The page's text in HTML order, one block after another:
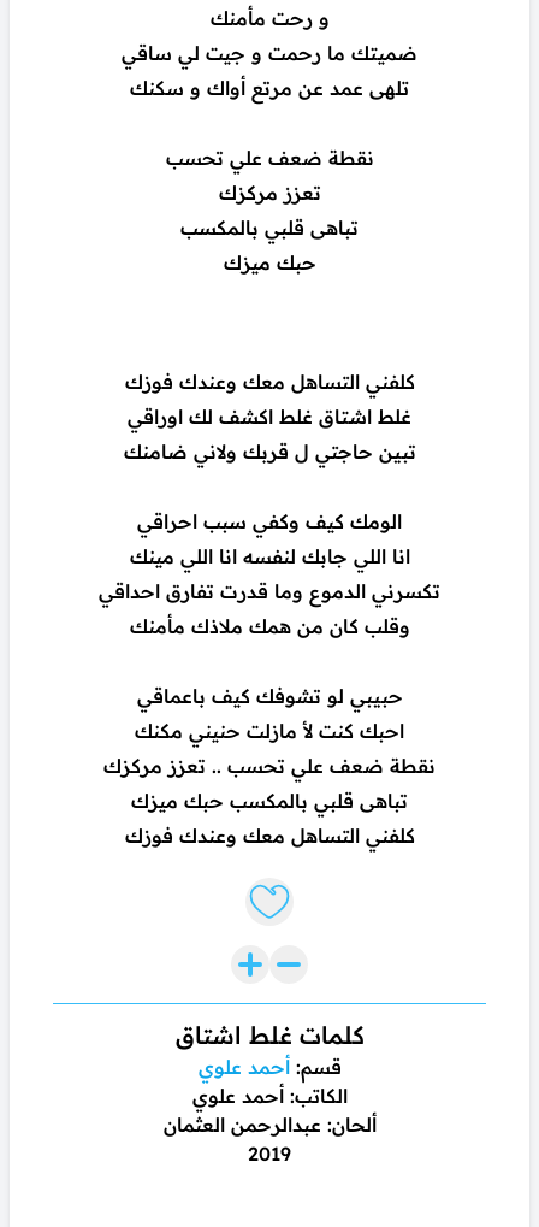
و رحت مأمنك
ضميتك ما رحمت و جيت لي ساقي
تلهى عمد عن مرتع أواك و سكنك
نقطة ضعف علي تحسب
تعزز مركزك
تباهى قلبي بالمكسب
حبك ميزك
كلفني التساهل معك وعندك فوزك
غلط اشتاق غلط اكشف لك اوراقي
تبين حاجتي ل قربك ولاني ضامنك
الومك كيف وكفي سبب احراقي
انا اللي جابك لنفسه انا اللي مينك
تكسرني الدموع وما قدرت تفارق احداقي
وقلب كان من همك ملاذك مأمنك
حبيبي لو تشوفك كيف باعماقي
احبك كنت لأ مازلت حنيني مكنك
نقطة ضعف علي تحسب .. تعزز مركزك
تباهى قلبي بالمكسب حبك ميزك
كلفني التساهل معك وعندك فوزك
Like lyrics
كلمات غلط اشتاق
قسم:أحمد علوي
الكاتب: أحمد علوي
ألحان: عبدالرحمن العثمان
2019